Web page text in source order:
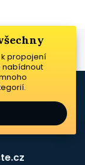
k propojení
nabídnout